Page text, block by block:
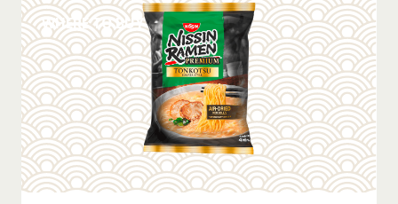
WHERE TO BUY